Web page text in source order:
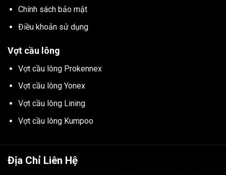
Chính sách bảo mật
Điều khoản sử dụng
Vợt cầu lông
Vợt cầu lông Prokennex
Vợt cầu lông Yonex
Vợt cầu lông Lining
Vợt cầu lông Kumpoo
Địa Chỉ Liên Hệ